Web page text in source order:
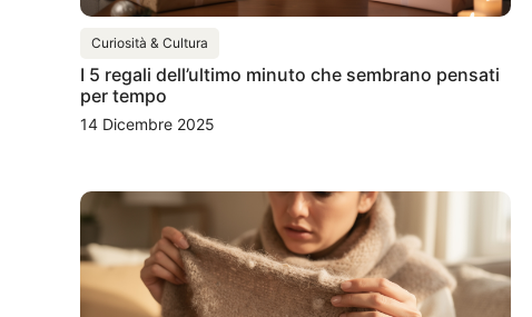
Curiosità & Cultura
I 5 regali dell’ultimo minuto che sembrano pensati
per tempo
14 Dicembre 2025